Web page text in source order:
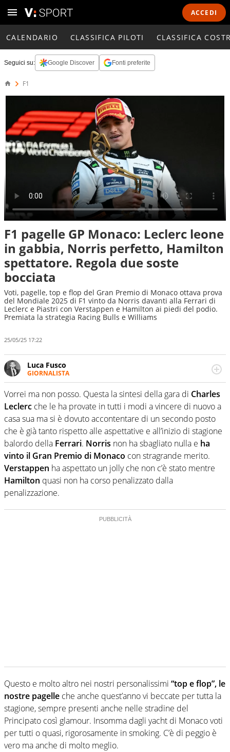
ACCEDI
CALENDARIO CLASSIFICA PILOTI CLASSIFICA
Seguici su: Google Discover Fonti preferite
F1
F1 pagelle GP Monaco: Leclerc leone
in gabbia, Norris perfetto, Hamilton
spettatore. Regola due soste
bocciata
Voti, pagelle, top e flop del Gran Premio di Monaco ottava prova
del Mondiale 2025 di F1 vinto da Norris davanti alla Ferrari di
Leclerc e Piastri con Verstappen e Hamilton ai piedi del podio.
Premiata la strategia Racing Bulls e Williams
25/05/25 17:22
Luca Fusco
GIORNALISTA
Giornalista multimediale. Quando si accendono i motori,
lui sgasa, impenna, derapa. E spesso e volentieri finisce
sul podio
Vorrei ma non posso. Questa la sintesi della gara di Charles
Leclerc che le ha provate in tutti i modi a vincere di nuovo a
casa sua ma si è dovuto accontentare di un secondo posto
che è già tanto rispetto alle aspettative e all’inizio di stagione
balordo della Ferrari. Norris non ha sbagliato nulla e ha
vinto il Gran Premio di Monaco con stragrande merito.
Verstappen ha aspettato un jolly che non c’è stato mentre
Hamilton quasi non ha corso penalizzato dalla
penalizzazione.
Questo e molto altro nei nostri personalissimi “top e flop”, le
nostre pagelle che anche quest’anno vi beccate per tutta la
stagione, sempre presenti anche nelle stradine del
Principato così glamour. Insomma dagli yacht di Monaco voti
per tutti o quasi, rigorosamente in smoking. C’è di peggio è
vero ma anche di molto meglio.